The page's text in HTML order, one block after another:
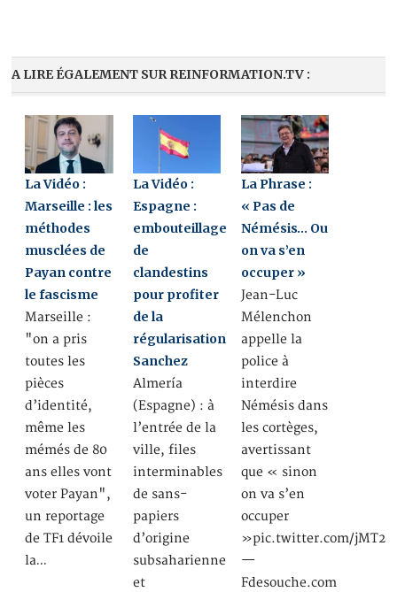
A LIRE ÉGALEMENT SUR REINFORMATION.TV :
La Vidéo :
Marseille : les
méthodes
musclées de
Payan contre
le fascisme
Marseille :
"on a pris
toutes les
pièces
d’identité,
même les
mémés de 80
ans elles vont
voter Payan",
un reportage
de TF1 dévoile
la…
La Vidéo :
Espagne :
embouteillage
de
clandestins
pour profiter
de la
régularisation
Sanchez
Almería
(Espagne) : à
l’entrée de la
ville, files
interminables
de sans-
papiers
d’origine
subsaharienne
et
La Phrase :
« Pas de
Némésis… Ou
on va s’en
occuper »
Jean-Luc
Mélenchon
appelle la
police à
interdire
Némésis dans
les cortèges,
avertissant
que « sinon
on va s’en
occuper
»pic.twitter.com/
—
Fdesouche.com